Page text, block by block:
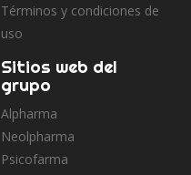
Términos y condiciones de
uso
Sitios web del
grupo
Alpharma
Neolpharma
Psicofarma